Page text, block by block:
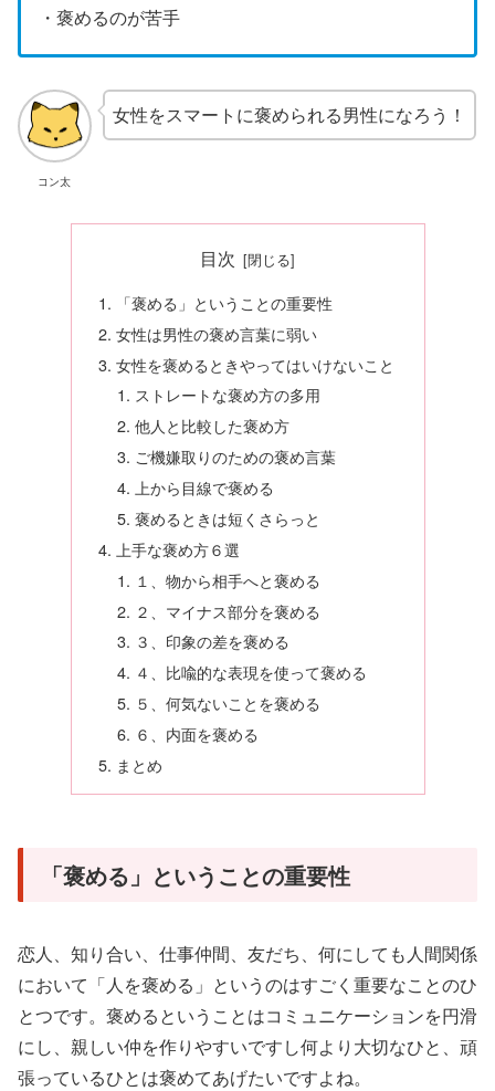
・褒めるのが苦手
コン太
女性をスマートに褒められる男性になろう！
目次
「褒める」ということの重要性
女性は男性の褒め言葉に弱い
女性を褒めるときやってはいけないこと
ストレートな褒め方の多用
他人と比較した褒め方
ご機嫌取りのための褒め言葉
上から目線で褒める
褒めるときは短くさらっと
上手な褒め方６選
１、物から相手へと褒める
２、マイナス部分を褒める
３、印象の差を褒める
４、比喩的な表現を使って褒める
５、何気ないことを褒める
６、内面を褒める
まとめ
「褒める」ということの重要性
恋人、知り合い、仕事仲間、友だち、何にしても人間関係
において「人を褒める」というのはすごく重要なことのひ
とつです。褒めるということはコミュニケーションを円滑
にし、親しい仲を作りやすいですし何より大切なひと、頑
張っているひとは褒めてあげたいですよね。